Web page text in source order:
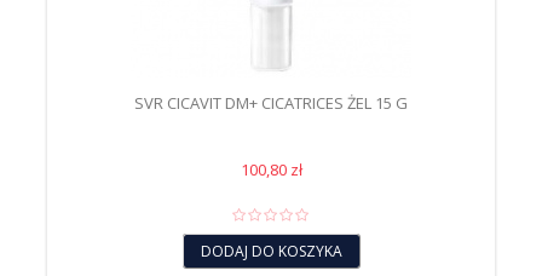
SVR CICAVIT DM+ CICATRICES ŻEL 15 G
100,80 zł
DODAJ DO KOSZYKA